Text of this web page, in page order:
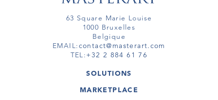
63 Square Marie Louise
1000 Bruxelles
Belgique
EMAIL:contact@masterart.com
TEL:+32 2 884 61 76
SOLUTIONS
GALERIE
MARKETPLACE